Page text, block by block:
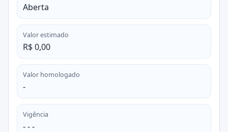
Aberta
Valor estimado
R$ 0,00
Valor homologado
-
Vigência
- - -